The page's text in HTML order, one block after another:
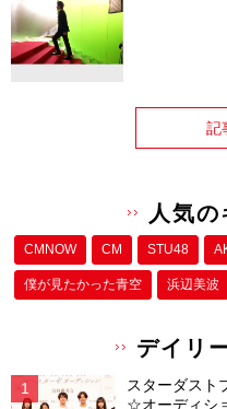
記
人気の
CMNOW CM STU48
僕が⾒たかった⻘空 浜辺美波
デイリ
スターダスト
☆オーディシ